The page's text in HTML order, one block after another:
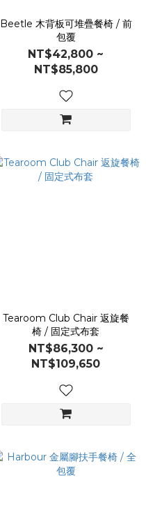
Beetle 木背板可堆疊餐椅 / 前
包覆
NT$42,800 ~
NT$85,800
Tearoom Club Chair 返旋餐
椅 / 固定式布套
NT$86,300 ~
NT$109,650